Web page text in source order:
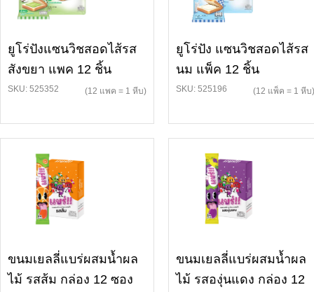
ยูโร่ปังแซนวิชสอดไส้รส
สังขยา แพค 12 ชิ้น
SKU: 525352 (12 แพค = 1 หีบ)
ยูโร่ปัง แซนวิชสอดไส้รส
นม แพ็ค 12 ชิ้น
SKU: 525196 (12 แพ็ค = 1 หีบ)
ขนมเยลลี่แบร่ผสมน้ำผล
ไม้ รสส้ม กล่อง 12 ซอง
ขนมเยลลี่แบร่ผสมน้ำผล
ไม้ รสองุ่นแดง กล่อง 12